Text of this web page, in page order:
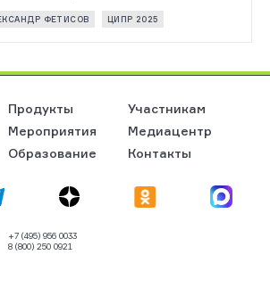
ФЕТИСОВ ЦИПР 2025
Продукты
Участникам
Мероприятия
Медиацентр
Образование
Контакты
+7 (495) 956 0033
8 (800) 250 0921